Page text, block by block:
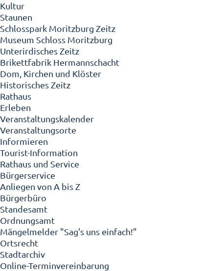
Kultur
Staunen
Schlosspark Moritzburg Zeitz
Museum Schloss Moritzburg
Unterirdisches Zeitz
Brikettfabrik Hermannschacht
Dom, Kirchen und Klöster
Historisches Zeitz
Rathaus
Erleben
Veranstaltungskalender
Veranstaltungsorte
Informieren
Tourist-Information
Rathaus und Service
Bürgerservice
Anliegen von A bis Z
Bürgerbüro
Standesamt
Ordnungsamt
Mängelmelder "Sag's uns einfach!"
Ortsrecht
Stadtarchiv
Online-Terminvereinbarung